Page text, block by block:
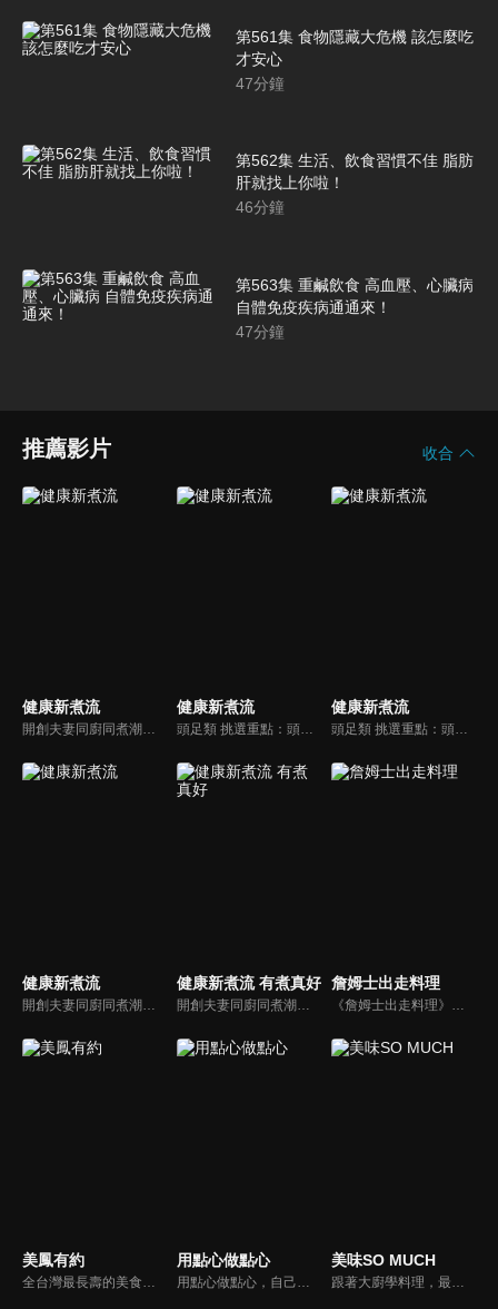
第561集 食物隱藏大危機 該怎麼吃
才安心
47分鐘
第562集 生活、飲食習慣不佳 脂肪
肝就找上你啦！
46分鐘
第563集 重鹹飲食 高血壓、心臟病
自體免疫疾病通通來！
47分鐘
推薦影片 收合
健康新煮流
開創夫妻同廚同煮潮流的KC夫婦，繼《健康醫食代》後，走出攝影棚，帶大家全台走透透，發掘上帝賞賜的美味食材，內容融合新加坡南洋風和客家純樸味，加上台灣獨特的閩南風情，互相激盪交織出的火花，打造出獨一無二的美食節目。
健康新煮流
頭足類 挑選重點：頭足類利用清洗時去除內臟可以降低膽固醇的攝取。挑選雙眼清澈明亮，眼球稍微凸出，肉質結實有彈性為佳。身體具透明感，觸腕或是吸盤一碰到活體就會吸附住便是新鮮的。
健康新煮流
頭足類 挑選重點：頭足類利用清洗時去除內臟可以降低膽固醇的攝取。挑選雙眼清澈明亮，眼球稍微凸出，肉質結實有彈性為佳。身體具透明感，觸腕或是吸盤一碰到活體就會吸附住便是新鮮的。
健康新煮流
開創夫妻同廚同煮潮流的KC夫婦，繼《健康醫食代》後，走出攝影棚，帶大家全台走透透，發掘上帝賞賜的美味食材，內容融合新加坡南洋風和客家純樸味，加上台灣獨特的閩南風情，互相激盪交織出的火花，打造出獨一無二的美食節目。
健康新煮流 有煮真好
開創夫妻同廚同煮潮流的KC夫婦，繼《健康醫食代》後，走出攝影棚，帶大家全台走透透，發掘上帝賞賜的美味食材，內容融合新加坡南洋風和客家純樸味，加上台灣獨特的閩南風情，互相激盪交織出的火花，打造出獨一無二的美食節目。
詹姆士出走料理
《詹姆士出走料理》以尋找詹姆士私廚菜單為節目主軸，為了尋找記憶中的美味料理，詹姆士將帶領大家探索市場，品嘗在地美味、尋訪料理達人，並在節目中展現特殊食材的處理方式、嘗試新的醬料或是新的料理作法，製作創意料理(料理教學)，最後在節目片尾時作出一道『詹姆士創意料理』。
美鳳有約 用點心做點心 美味SO MUCH